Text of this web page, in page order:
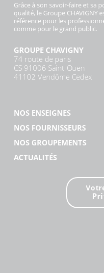
Grâce à son savoir-faire et sa
qualité, le Groupe CHAVIGNY
référence pour les
comme pour le grand public.
GROUPE CHAVIGNY
74 route de paris
CS 91006 Saint-Ouen
41102 Vendôme Cedex
NOS ENSEIGNES
NOS FOURNISSEURS
NOS GROUPEMENTS
ACTUALITÉS